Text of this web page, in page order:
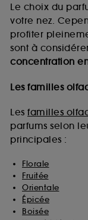
Le choix du
votre nez.
profiter
sont à
concentration
Les familles
Les familles
parfums selon
principales :
Florale
Fruitée
Orientale
Épicée
Boisée
lecture de ces
pouvez
de ces
choix" ci-
Sephora
navigation
collectées ou
sur "continuer
moment
souhaitez
utilisés, cliquez